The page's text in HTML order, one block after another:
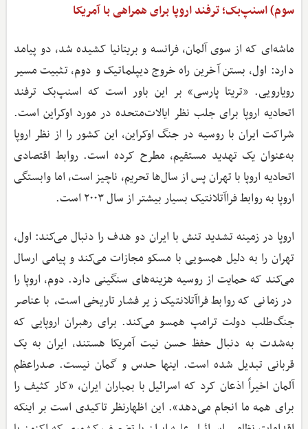
سوم) اسنپ‌بک؛ ترفند اروپا برای همراهی با آمریکا
ماشه‌ای که از سوی آلمان، فرانسه و بریتانیا کشیده شد، دو پیامد
دارد: اول، بستن آخرین راه خروج دیپلماتیک و دوم، تثبیت مسیر
رویارویی. «تریتا پارسی» بر این باور است که اسنپ‌بک ترفند
اتحادیه اروپا برای جلب نظر ایالات‌متحده در مورد اوکراین است.
شراکت ایران با روسیه در جنگ اوکراین، این کشور را از نظر اروپا
به‌عنوان یک تهدید مستقیم، مطرح کرده است. روابط اقتصادی
اتحادیه اروپا با تهران پس از سال‌ها تحریم، ناچیز است، اما وابستگی
اروپا به روابط فراآتلانتیک بسیار بیشتر از سال ۲۰۰۳ است.
اروپا در زمینه تشدید تنش با ایران دو هدف را دنبال می‌کند: اول،
تهران را به دلیل همسویی با مسکو مجازات می‌کند و پیامی ارسال
می‌کند که حمایت از روسیه هزینه‌های سنگینی دارد. دوم، اروپا را
در زمانی که روابط فراآتلانتیک زیر فشار تاریخی است، با عناصر
جنگ‌طلب دولت ترامپ همسو می‌کند. برای رهبران اروپایی که
به‌شدت به دنبال حفظ حسن نیت آمریکا هستند، ایران به یک
قربانی تبدیل شده است. اینها حدس و گمان نیست. صدراعظم
آلمان اخیراً اذعان کرد که اسرائیل با بمباران ایران، «کار کثیف را
برای همه ما انجام می‌دهد». این اظهارنظر تاکیدی است بر اینکه